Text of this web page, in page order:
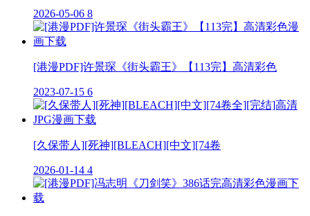
2026-05-06 8
[港漫PDF]许景琛《街头霸王》【113完】高清彩色
2023-07-15 6
[久保带人][死神][BLEACH][中文][74卷
2026-01-14 4